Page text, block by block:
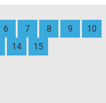
6 7 8 9
10
14 15